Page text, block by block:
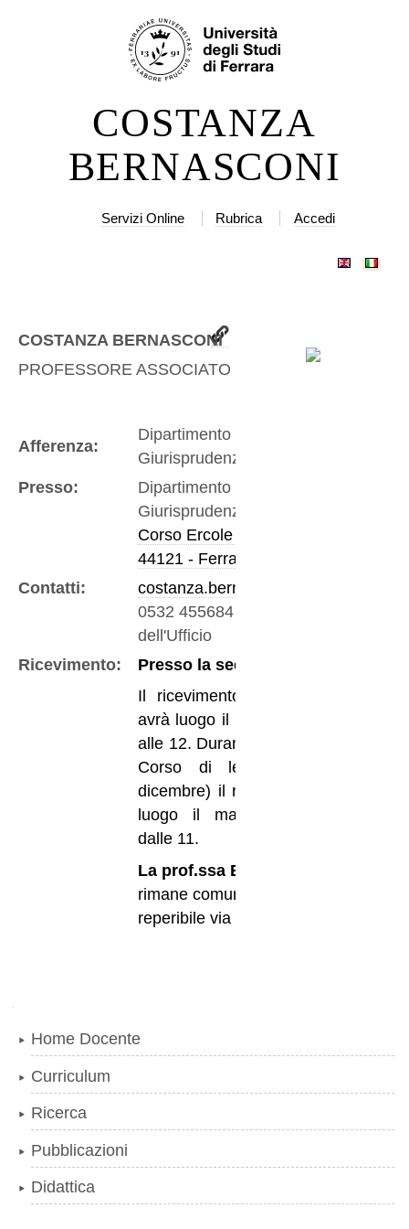
navigazione
COSTANZA
BERNASCONI
Servizi Online Rubrica Accedi
COSTANZA BERNASCONI
PROFESSORE ASSOCIATO
Afferenza:
Dipartimento di
Giurisprudenza
Presso:
Dipartimento di
Giurisprudenza
Corso Ercole I D'Este 37
44121 - Ferrara
Contatti:
costanza.bernasconi@unife.it
0532 455684
dell'Ufficio
Ricevimento:
Presso la sede di Ferrara,
Il ricevimento degli studenti
avrà luogo il martedì dalle 10
alle 12. Durante il periodo del
Corso di lezioni (ottobre-
dicembre) il ricevimento avrà
luogo il martedì a partire
dalle 11.
La prof.ssa Bernascon
rimane comunque sempre
reperibile via e-mail.
Home Docente
Curriculum
Ricerca
Pubblicazioni
Didattica